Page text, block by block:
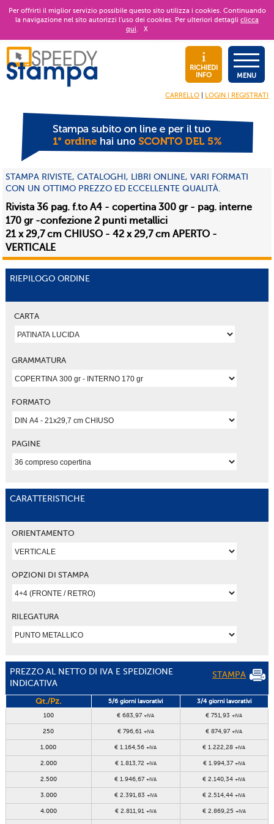
Per offrirti il miglior servizio possibile questo sito utilizza i cookies. Continuando
la navigazione nel sito autorizzi l’uso dei cookies. Per ulteriori dettagli clicca
qui. X
RICHIEDI
INFO
MENU
CARRELLO LOGIN | REGISTRATI
STAMPA RIVISTE, CATALOGHI, LIBRI ONLINE, VARI FORMATI
CON UN OTTIMO PREZZO ED ECCELLENTE QUALITÀ.
Rivista 36 pag. f.to A4 - copertina 300 gr - pag. interne
170 gr -confezione 2 punti metallici
21 x 29,7 cm CHIUSO - 42 x 29,7 cm APERTO -
VERTICALE
RIEPILOGO ORDINE
CARTA
GRAMMATURA
FORMATO
PAGINE
CARATTERISTICHE
ORIENTAMENTO
OPZIONI DI STAMPA
RILEGATURA
PREZZO AL NETTO DI IVA E SPEDIZIONE
INDICATIVA
STAMPA
Qt./Pz. 5/6 giorni lavorativi 3/4 giorni lavorativi
100 € 683,97+IVA € 751,93+IVA
250 € 796,61 +IVA € 874,97+IVA
1.000 € 1.164,56+IVA € 1.222,28+IVA
2.000 € 1.813,72 +IVA € 1.994,37 +IVA
2.500 € 1.946,67+IVA € 2.140,34+IVA
3.000 € 2.391,83 +IVA € 2.514,44+IVA
4.000 € 2.811,91 +IVA € 2.869,25 +IVA